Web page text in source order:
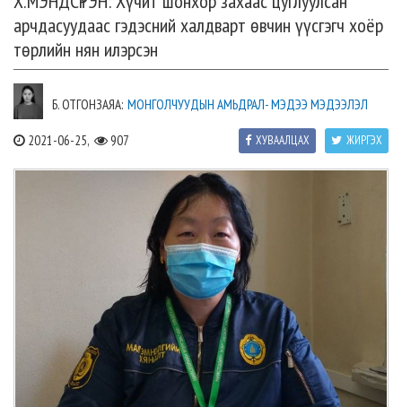
арчдасуудаас гэдэсний халдварт өвчин үүсгэгч хоёр
төрлийн нян илэрсэн
Б. ОТГОНЗАЯА: МОНГОЛЧУУДЫН АМЬДРАЛ- МЭДЭЭ МЭДЭЭЛЭЛ
2021-06-25, 907 ЖИРГЭХ
ХУВААЛЦАХ